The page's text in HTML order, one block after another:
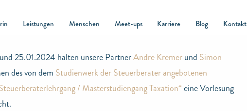
Leistungen Menschen Meet-ups Karriere Blog Kontakt
25.01.2024 halten unsere PartnerAndre Kremerund Simon
des von dem Studienwerk der Steuerberater angebotenen
/ Masterstudiengang Taxation“eine Vorlesung